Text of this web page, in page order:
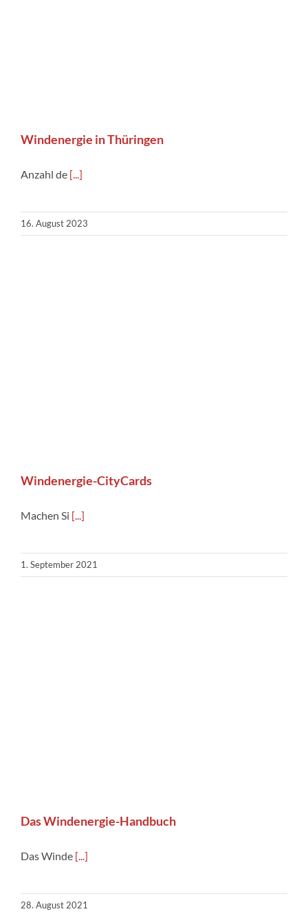
Windenergie in Thüringen
Anzahl de [...]
16. August 2023
Windenergie-CityCards
Machen Si [...]
1. September 2021
Das Windenergie-Handbuch
Das Winde [...]
28. August 2021